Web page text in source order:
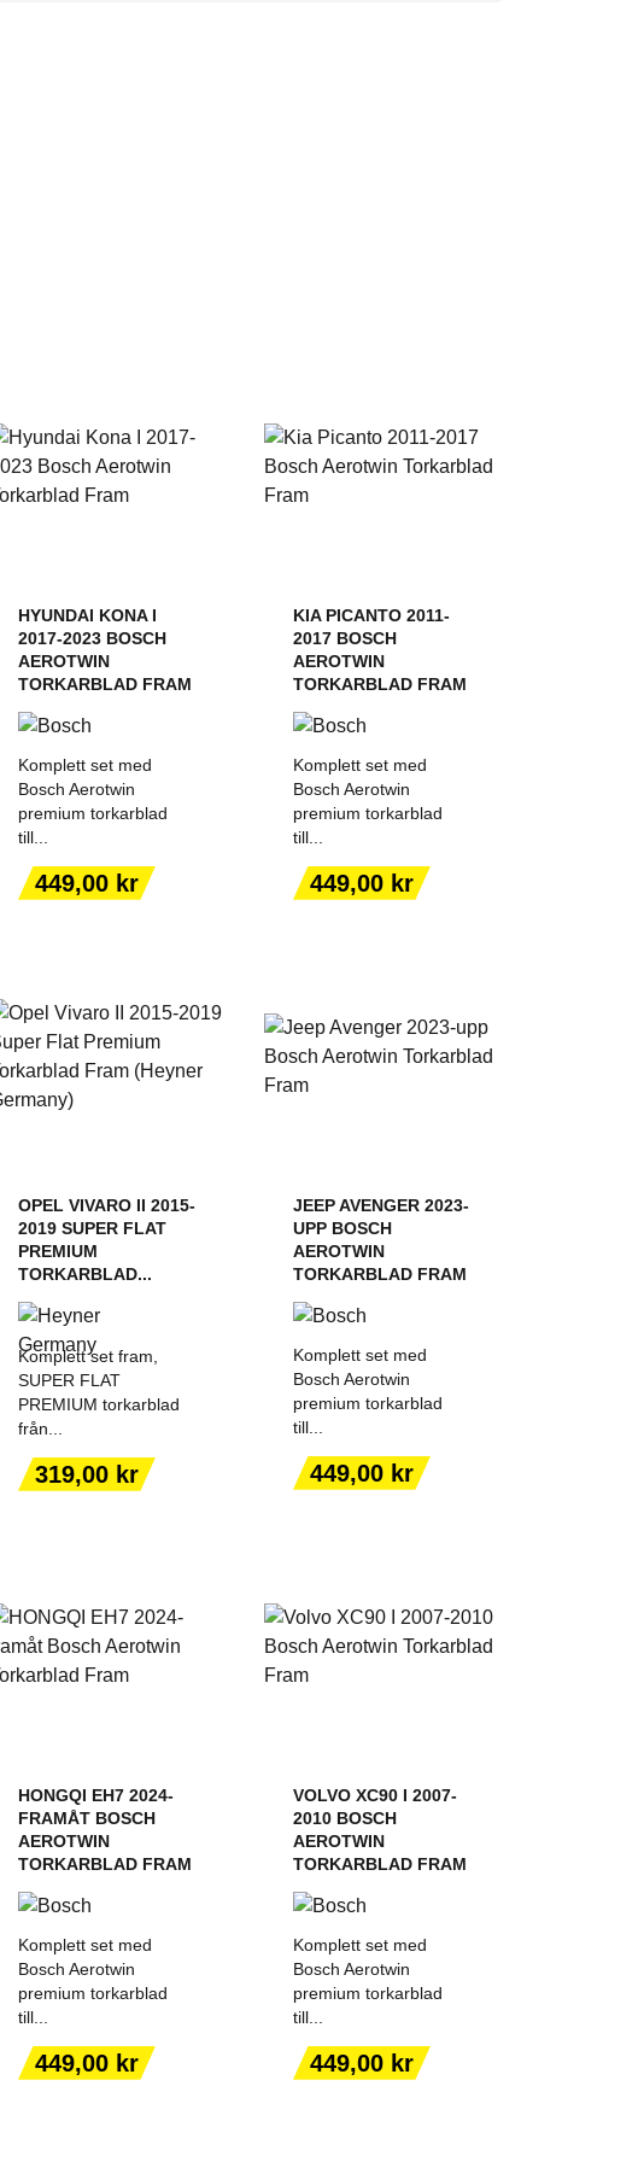
HYUNDAI KONA I
2017-2023 BOSCH
AEROTWIN
TORKARBLAD FRAM
Komplett set med
Bosch Aerotwin
premium torkarblad
till...
Pris
449,00 kr
VARUKORGEN
KIA PICANTO 2011-
2017 BOSCH
AEROTWIN
TORKARBLAD FRAM
Komplett set med
Bosch Aerotwin
premium torkarblad
till...
Pris
449,00 kr
VARUKORGEN
OPEL VIVARO II 2015-
2019 SUPER FLAT
PREMIUM
TORKARBLAD...
Komplett set fram,
SUPER FLAT
PREMIUM torkarblad
från...
Pris
319,00 kr
LÄGG TILL I
VARUKORGEN
JEEP AVENGER 2023-
UPP BOSCH
AEROTWIN
TORKARBLAD FRAM
Komplett set med
Bosch Aerotwin
premium torkarblad
till...
Pris
449,00 kr
VARUKORGEN
HONGQI EH7 2024-
FRAMÅT BOSCH
AEROTWIN
TORKARBLAD FRAM
Komplett set med
Bosch Aerotwin
premium torkarblad
till...
Pris
449,00 kr
LÄGG TILL I
VARUKORGEN
VOLVO XC90 I 2007-
2010 BOSCH
AEROTWIN
TORKARBLAD FRAM
Komplett set med
Bosch Aerotwin
premium torkarblad
till...
Pris
449,00 kr
LÄGG TILL I
VARUKORGEN